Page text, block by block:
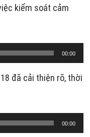
kiểm soát cảm
00:00
đã cải thiện rõ, thời
00:00